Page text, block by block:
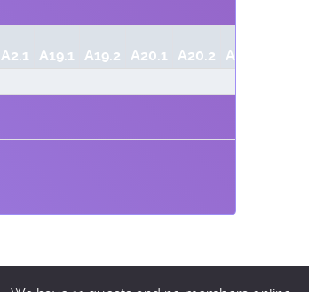
A2.1 A19.1 A19.2 A20.1 A20.2 A20.3